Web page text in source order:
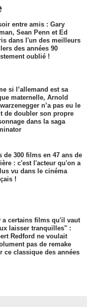
entre amis : Gary
Sean Penn et Ed
dans l'un des meilleurs
des années 90
oublié !
si l’allemand est sa
maternelle, Arnold
n’a pas eu le
de doubler son propre
dans la saga
de 300 films en 47 ans de
: c'est l'acteur qu'on a
vu dans le cinéma
!
a certains films qu'il vaut
laisser tranquilles" :
Redford ne voulait
pas de remake
ce classique des années